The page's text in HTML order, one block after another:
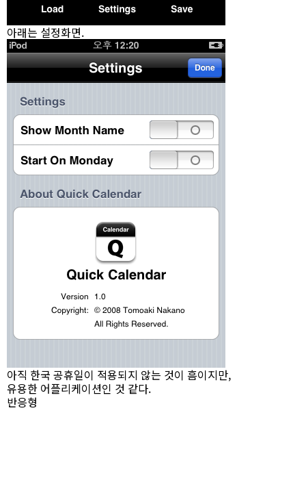
아래는 설정화면.
아직 한국 공휴일이 적용되지 않는 것이 흠이지만,
유용한 어플리케이션인 것 같다.
반응형